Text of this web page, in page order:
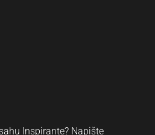
Inspirante? Napište